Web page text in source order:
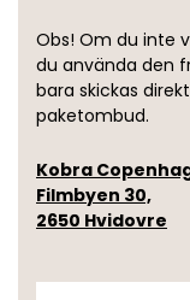
Obs! Om du inte
du använda den
bara skickas
paketombud.
Kobra
Filmbyen 30,
2650 Hvidovre